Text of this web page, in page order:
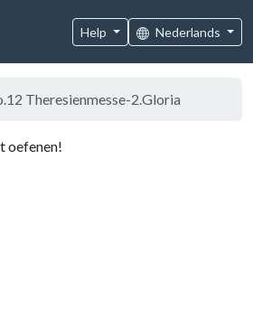
Help Nederlands
Theresienmesse-2.Gloria
oefenen!